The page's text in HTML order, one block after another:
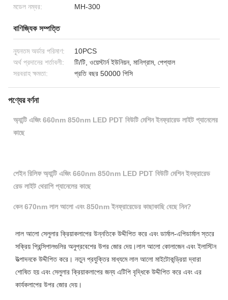
মডেল নম্বর:
MH-300
বাণিজ্যিক সম্পত্তি
ন্যূনতম অর্ডার পরিমাণ:
10PCS
অর্থ প্রদানের শর্তাবলী:
টি/টি, ওয়েস্টার্ন ইউনিয়ন, মানিগ্রাম, পেপ্যাল
সরবরাহ ক্ষমতা:
প্রতি বছর 50000 পিসি
পণ্যের বর্ণনা
অ্যান্টি এজিং 660nm 850nm LED PDT বিউটি মেশিন ইনফ্রারেড লাইট প্যানেলের
কাছে
পেইন রিলিফ অ্যান্টি এজিং 660nm 850nm LED PDT বিউটি মেশিন ইনফ্রারেড
রেড লাইট থেরাপি প্যানেলের কাছে
কেন 670nm লাল আলো এবং 850nm ইনফ্রারেডের কাছাকাছি বেছে নিন?
লাল আলো সেলুলার ক্রিয়াকলাপের উন্নতিকে উদ্দীপিত করে এবং ডার্মাল-এপিডার্মাল স্তরে
সক্রিয় প্রিন্সিপালগুলির অনুপ্রবেশের উপর জোর দেয়।লাল আলো কোলাজেন এবং ইলাস্টিন
উত্পাদনকে উদ্দীপিত করে। নতুন প্রযুক্তির মাধ্যমে লাল আলো মাইটোকন্ড্রিয়া দ্বারা
শোষিত হয় এবং সেলুলার ক্রিয়াকলাপের জন্য এটিপি বৃদ্ধিকে উদ্দীপিত করে এবং এর
কার্যকলাপের উপর জোর দেয়।